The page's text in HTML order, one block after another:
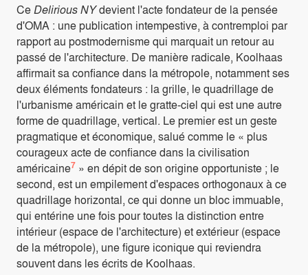
Ce Delirious NYdevient l'acte fondateur de la pensée
d'OMA : une publication intempestive, à contremploi par
rapport au postmodernisme qui marquait un retour au
passé de l'architecture. De manière radicale, Koolhaas
affirmait sa confiance dans la métropole, notamment ses
deux éléments fondateurs : la grille, le quadrillage de
l'urbanisme américain et le gratte-ciel qui est une autre
forme de quadrillage, vertical. Le premier est un geste
pragmatique et économique, salué comme le « plus
courageux acte de confiance dans la civilisation
américaine7 » en dépit de son origine opportuniste ; le
second, est un empilement d'espaces orthogonaux à ce
quadrillage horizontal, ce qui donne un bloc immuable,
qui entérine une fois pour toutes la distinction entre
intérieur (espace de l'architecture) et extérieur (espace
de la métropole), une figure iconique qui reviendra
souvent dans les écrits de Koolhaas.